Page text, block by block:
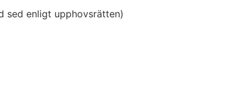
sed enligt upphovsrätten)